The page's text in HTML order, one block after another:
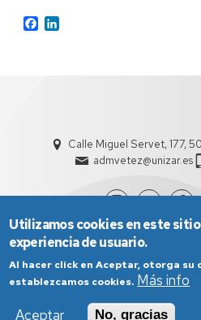
Facebook
Calle Miguel Servet, 177,
admvetez@unizar.es
Utilizamos cookies en este sitio
experiencia de usuario.
Al hacer click en Aceptar, otorga
establezcamos cookies. Más info
Aceptar
No, gracias